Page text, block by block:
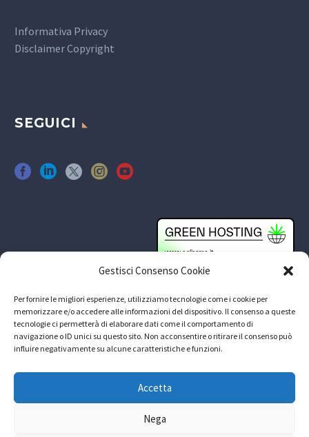
Gestisci Consenso Cookie
Per fornire le migliori esperienze, utilizziamo tecnologie come i cookie per
memorizzare e/o accedere alle informazioni del dispositivo. Il consenso a queste
tecnologie ci permetterà di elaborare dati come il comportamento di
navigazione o ID unici su questo sito. Non acconsentire o ritirare il consenso può
influire negativamente su alcune caratteristiche e funzioni.
Accetta
Nega
Informativa Privacy
Disclaimer Copyright
SEGUICI